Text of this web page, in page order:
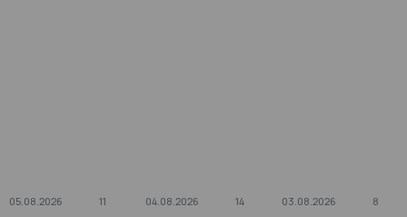
05.08.2026 11 04.08.2026 14 03.08.2026 8